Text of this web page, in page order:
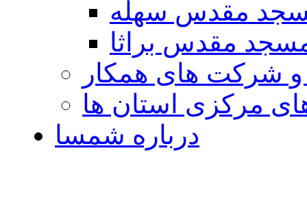
مقدس سهله
مقدس براثا
و شرکت های همکار
مرکزی استان ها
درباره شمسا